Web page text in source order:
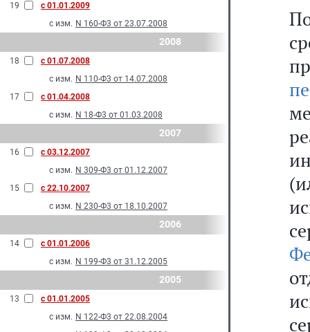
19
с 01.01.2009
с изм. N 160-Ф3 от 23.07.2008
2008
18
с 01.07.2008
с изм. N 110-Ф3 от 14.07.2008
17
с 01.04.2008
с изм. N 18-Ф3 от 01.03.2008
2007
16
с 03.12.2007
с изм. N 309-Ф3 от 01.12.2007
15
с 22.10.2007
с изм. N 230-Ф3 от 18.10.2007
2006
14
с 01.01.2006
с изм. N 199-Ф3 от 31.12.2005
2005
13
с 01.01.2005
с изм. N 122-Ф3 от 22.08.2004